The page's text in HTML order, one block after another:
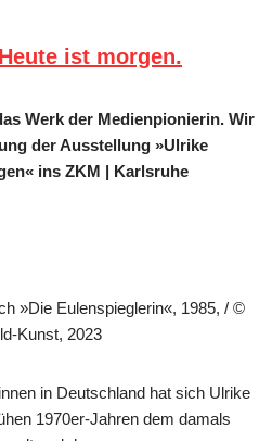
ist morgen.
Werk der Medienpionierin. Wir
der Ausstellung »Ulrike
ins ZKM | Karlsruhe
»Die Eulenspieglerin«, 1985, / ©
Kunst, 2023
in Deutschland hat sich Ulrike
1970er-Jahren dem damals